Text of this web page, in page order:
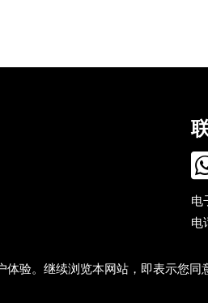
电
电
验。继续浏览本网站，即表示您